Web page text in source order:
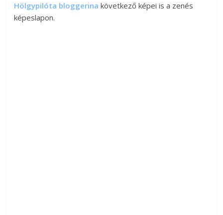
Hölgypilóta bloggerina következő képei is a zenés
képeslapon.